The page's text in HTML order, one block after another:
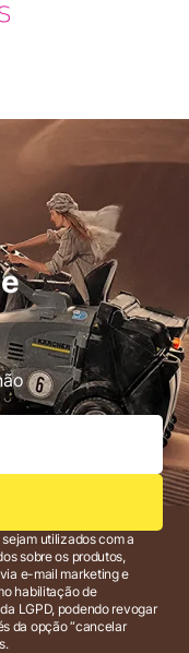
utilizados com a
sobre os produtos,
habilitação de
LGPD, podendo revogar
da opção “cancelar